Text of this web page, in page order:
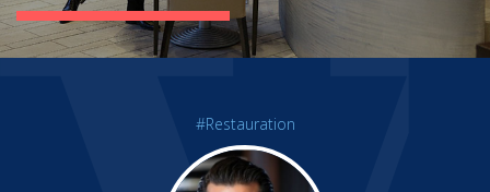
#Restauration